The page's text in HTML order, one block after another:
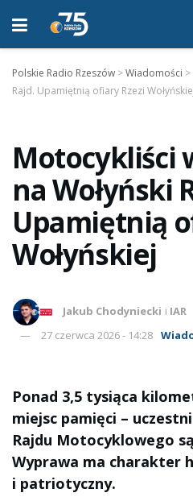
Polskie Radio Rzeszów >Wiadomości >
Rajd. Upamiętnią ofiary Rzezi
Motocykliści
na Wołyński
Upamiętnią
Wołyńskiej
Jakub Chodyniecki i IAR
27 czerwca 2026 - 14:28
Ponad 3,5 tysiąca
miejsc pamięci –
Rajdu Motocyklowego
Wyprawa ma charakter
i patriotyczny.